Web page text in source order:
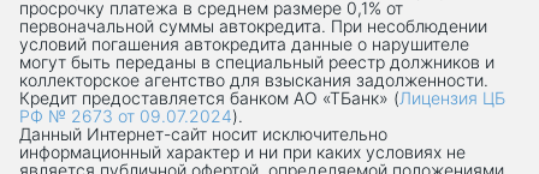
просрочку платежа в среднем размере 0,1% от
первоначальной суммы автокредита. При несоблюдении
условий погашения автокредита данные о нарушителе
могут быть переданы в специальный реестр должников и
коллекторское агентство для взыскания задолженности.
Кредит предоставляется банком АО «ТБанк» (Лицензия ЦБ
РФ № 2673 от 09.07.2024).
Данный Интернет-сaйт носит исключительно
информационный характер и ни при каких условиях не
является публичной офертой, определяемой положениями